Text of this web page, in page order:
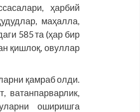
ҳарбий
маҳалла,
585 та (ҳар бир
қишлоқ, овуллар
қамраб олди.
ватанпарварлик,
оширишга